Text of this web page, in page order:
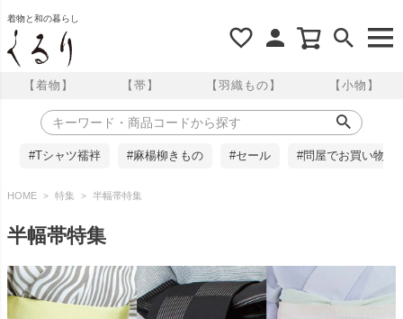
着物と和の暮らし
【着物】 【帯】 【羽織もの】 【小物】
#Tシャツ襦袢 #麻楊柳きもの #セール #問屋でお買い物
HOME 特集 半幅帯特集
半幅帯特集